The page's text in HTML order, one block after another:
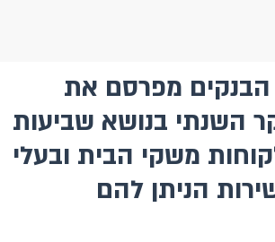
הבנקים מפרסם את
השנתי בנושא שביעות
משקי הבית ובעלי
הניתן להם